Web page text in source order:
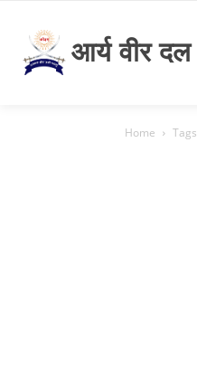
आर्य वीर दल
Home Tags